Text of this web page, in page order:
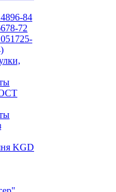
84
72
KGD